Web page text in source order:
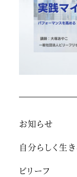
お知らせ
自分らしく生き
ビリーフ